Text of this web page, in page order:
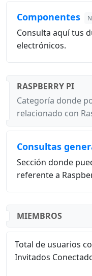
Componentes
Consulta aquí tus
electrónicos.
RASPBERRY PI
Categoría donde
relacionado con
Consultas
Sección donde
referente a
MIEMBROS
Total de usuarios
Invitados